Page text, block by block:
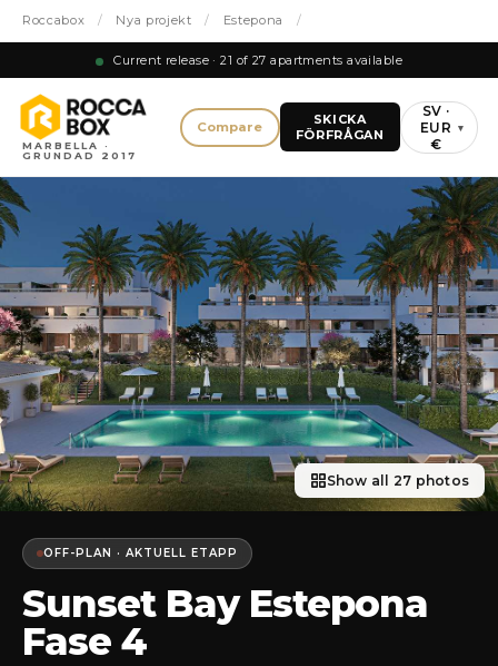
Roccabox / Nya projekt / Estepona /
Current release · 21 of 27 apartments available
MARBELLA ·
GRUNDAD 2017
Compare
SKICKA
FÖRFRÅGAN
SV ·
EUR
€
▾
Show all 27 photos
OFF-PLAN · AKTUELL ETAPP
Sunset Bay Estepona
Fase 4